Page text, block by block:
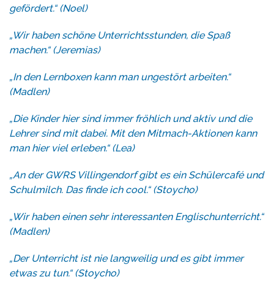
gefördert.“ (Noel)
„Wir haben schöne Unterrichtsstunden, die Spaß
machen.“ (Jeremias)
„In den Lernboxen kann man ungestört arbeiten.“
(Madlen)
„Die Kinder hier sind immer fröhlich und aktiv und die
Lehrer sind mit dabei. Mit den Mitmach-Aktionen kann
man hier viel erleben.“ (Lea)
„An der GWRS Villingendorf gibt es ein Schülercafé und
Schulmilch. Das finde ich cool.“ (Stoycho)
„Wir haben einen sehr interessanten Englischunterricht.“
(Madlen)
„Der Unterricht ist nie langweilig und es gibt immer
etwas zu tun.“ (Stoycho)